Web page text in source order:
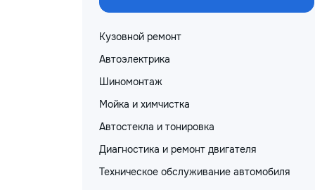
Кузовной ремонт
Автоэлектрика
Шиномонтаж
Мойка и химчистка
Автостекла и тонировка
Диагностика и ремонт двигателя
Техническое обслуживание автомобиля